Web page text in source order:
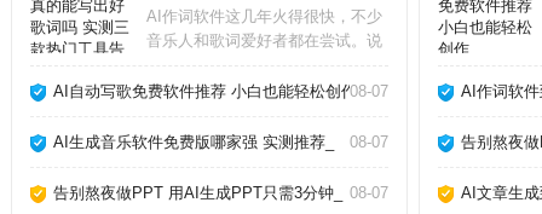
AI作词软件这几年火得很快，不少
音乐人和歌词爱好者都在尝试。说
竟歌词讲究情感和意境，机器能懂
它们确实能提供灵感，甚至写出令
AI自动写歌免费软件推荐 小白也能轻松创作_08-07
AI生成音乐软件免费版哪家强 实测推荐_ 08-07
告别熬夜做PPT 用AI生成PPT只需3分钟_ 08-07
AI作词软
告别熬夜
AI文章生